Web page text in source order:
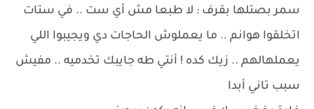
سمر بصتلها بقرف : لا طبعا مش أي ست .. في ستات
اتخلقوا هوانم .. ما يعملوش الحاجات دي ويجيبوا اللي
يعملهالهم .. زيك كده ! أنتي طه جايبك تخدميه .. مفيش
سبب تاني أبدا